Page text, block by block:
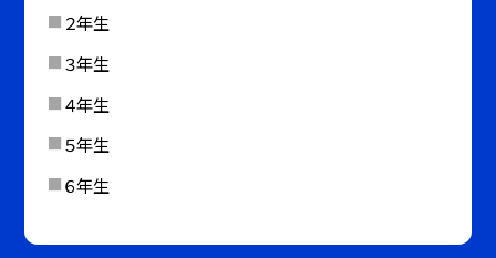
２年生
３年生
４年生
５年生
６年生